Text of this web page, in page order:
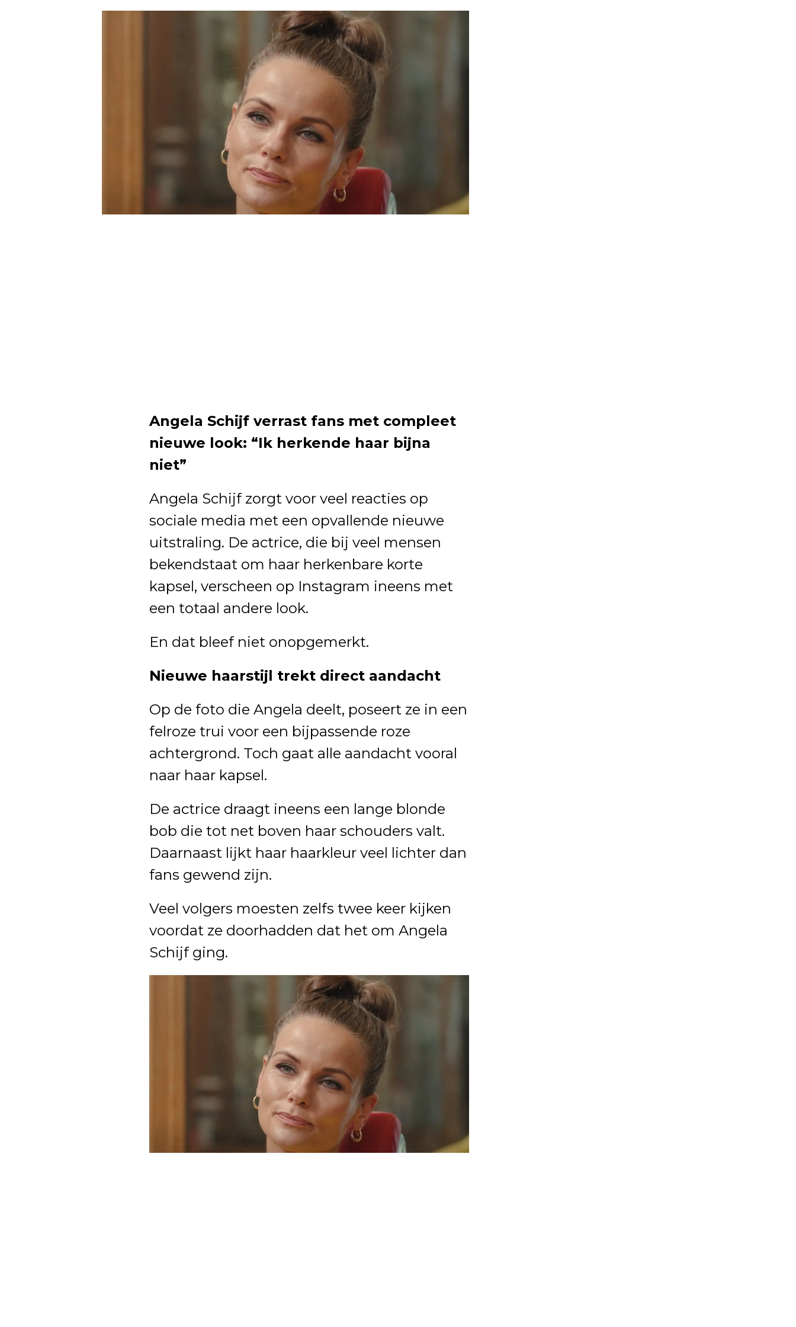
Angela Schijf verrast fans met compleet
nieuwe look: “Ik herkende haar bijna
niet”
Angela Schijf zorgt voor veel reacties op
sociale media met een opvallende nieuwe
uitstraling. De actrice, die bij veel mensen
bekendstaat om haar herkenbare korte
kapsel, verscheen op Instagram ineens met
een totaal andere look.
En dat bleef niet onopgemerkt.
Nieuwe haarstijl trekt direct aandacht
Op de foto die Angela deelt, poseert ze in een
felroze trui voor een bijpassende roze
achtergrond. Toch gaat alle aandacht vooral
naar haar kapsel.
De actrice draagt ineens een lange blonde
bob die tot net boven haar schouders valt.
Daarnaast lijkt haar haarkleur veel lichter dan
fans gewend zijn.
Veel volgers moesten zelfs twee keer kijken
voordat ze doorhadden dat het om Angela
Schijf ging.